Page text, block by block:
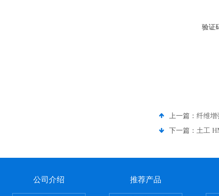
验证
上一篇： 纤维增
下一篇： 土工
公司介绍 推荐产品